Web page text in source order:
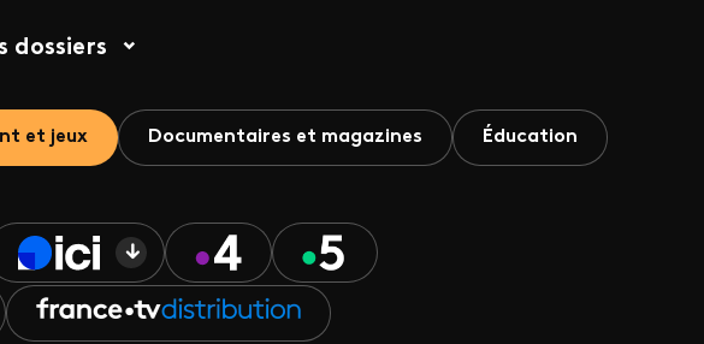
dossiers
et jeux Documentaires et magazines Éducation